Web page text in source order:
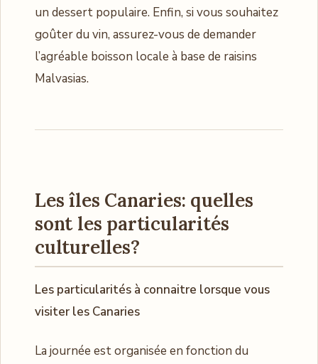
un dessert populaire. Enfin, si vous souhaitez
goûter du vin, assurez-vous de demander
l’agréable boisson locale à base de raisins
Malvasias.
Les îles Canaries: quelles
sont les particularités
culturelles?
Les particularités à connaitre lorsque vous
visiter les Canaries
La journée est organisée en fonction du